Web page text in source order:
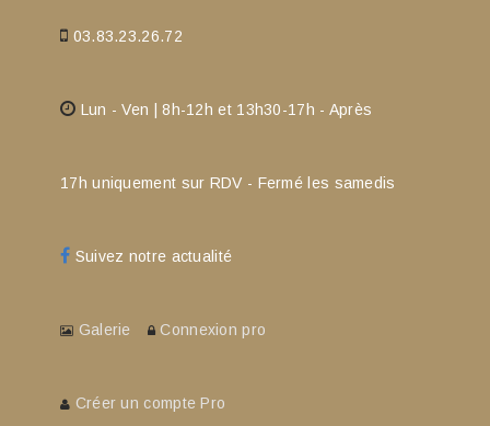
03.83.23.26.72
Lun - Ven | 8h-12h et 13h30-17h - Après
17h uniquement sur RDV - Fermé les samedis
Suivez notre actualité
Galerie Connexion pro
Créer un compte Pro